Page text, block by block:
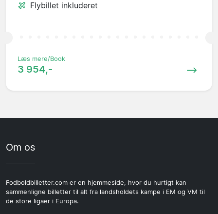
Flybillet inkluderet
Læs mere/Book
3 954,-
Om os
Fodboldbilletter.com er en hjemmeside, hvor du hurtigt kan
sammenligne billetter til alt fra landsholdets kampe i EM og VM til
de store ligaer i Europa.